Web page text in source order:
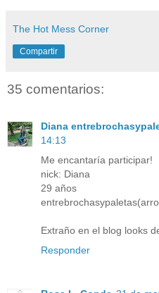
The Hot Mess Corner
Compartir
35 comentarios:
Diana
14:13
Me encantaría participar!
nick: Diana
29 años
Extraño en el blog looks
Responder